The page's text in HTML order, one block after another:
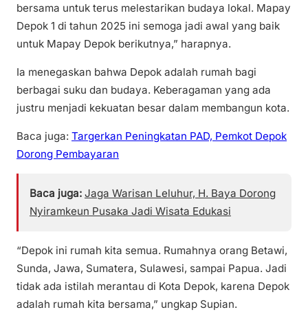
bersama untuk terus melestarikan budaya lokal. Mapay
Depok 1 di tahun 2025 ini semoga jadi awal yang baik
untuk Mapay Depok berikutnya,” harapnya.
Ia menegaskan bahwa Depok adalah rumah bagi
berbagai suku dan budaya. Keberagaman yang ada
justru menjadi kekuatan besar dalam membangun kota.
Baca juga: Targerkan Peningkatan PAD, Pemkot Depok
Dorong Pembayaran
Baca juga: Jaga Warisan Leluhur, H. Baya Dorong
Nyiramkeun Pusaka Jadi Wisata Edukasi
“Depok ini rumah kita semua. Rumahnya orang Betawi,
Sunda, Jawa, Sumatera, Sulawesi, sampai Papua. Jadi
tidak ada istilah merantau di Kota Depok, karena Depok
adalah rumah kita bersama,” ungkap Supian.